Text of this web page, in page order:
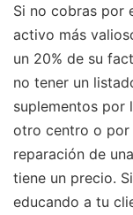
Si no cobras por
activo más
un 20% de su
no tener un
suplementos
otro centro o por
reparación de
tiene un precio.
educando a tu